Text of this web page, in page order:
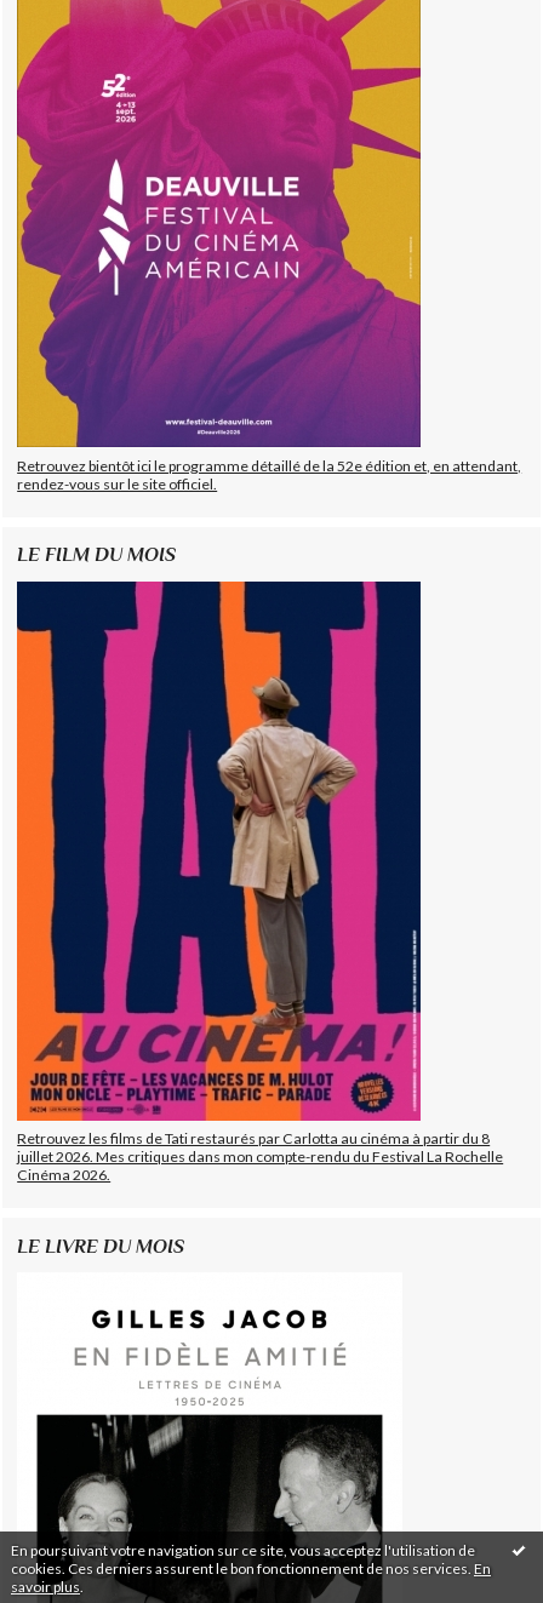
En poursuivant votre navigation sur ce site, vous acceptez l'utilisation de
cookies. Ces derniers assurent le bon fonctionnement de nos services. En
savoir plus
Retrouvez bientôt ici le programme détaillé de la 52e édition et, en attendant,
rendez-vous sur le site officiel.
LE FILM DU MOIS
Retrouvez les films de Tati restaurés par Carlotta au cinéma à partir du 8
juillet 2026. Mes critiques dans mon compte-rendu du Festival La Rochelle
Cinéma 2026.
LE LIVRE DU MOIS